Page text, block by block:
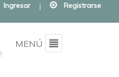
Ingresar | Registrarse
MENÚ Menu